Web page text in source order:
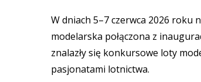
W dniach 5–7 czerwca 2026 roku
modelarska połączona z
znalazły się konkursowe loty
pasjonatami lotnictwa.